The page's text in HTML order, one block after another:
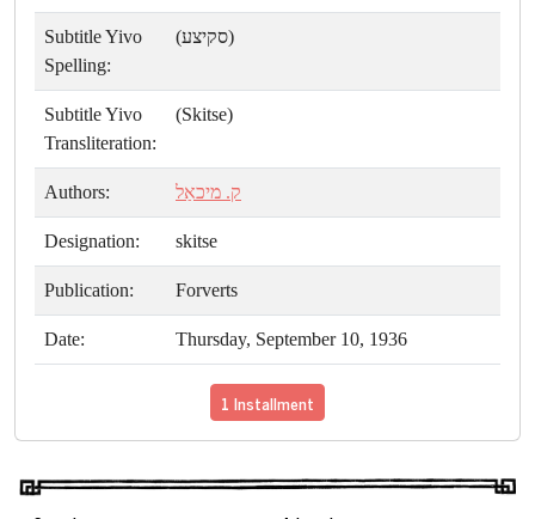
Subtitle Yivo
Spelling:
(סקיצע)
Subtitle Yivo
Transliteration:
(Skitse)
Authors: ק. מיכאַל
Designation: skitse
Publication: Forverts
Date: Thursday, September 10, 1936
1 Installment